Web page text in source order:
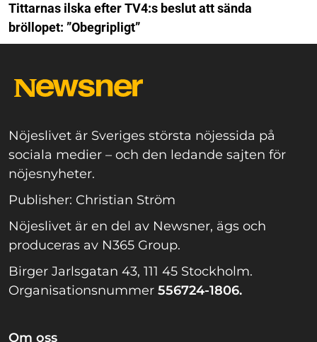
Tittarnas ilska efter TV4:s beslut att sända
bröllopet: ”Obegripligt”
Nöjeslivet är Sveriges största nöjessida på
sociala medier – och den ledande sajten för
nöjesnyheter.
Publisher: Christian Ström
Nöjeslivet är en del av Newsner, ägs och
produceras av N365 Group.
Birger Jarlsgatan 43, 111 45 Stockholm.
Organisationsnummer 556724-1806.
Om oss